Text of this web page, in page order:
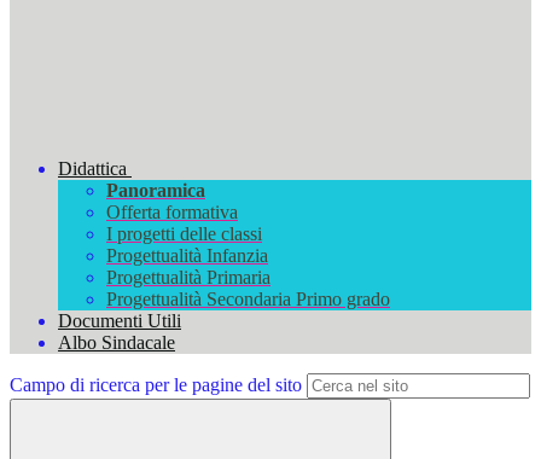
Didattica
Panoramica
Offerta formativa
I progetti delle classi
Progettualità Infanzia
Progettualità Primaria
Progettualità Secondaria Primo grado
Documenti Utili
Albo Sindacale
Campo di ricerca per le pagine del sito